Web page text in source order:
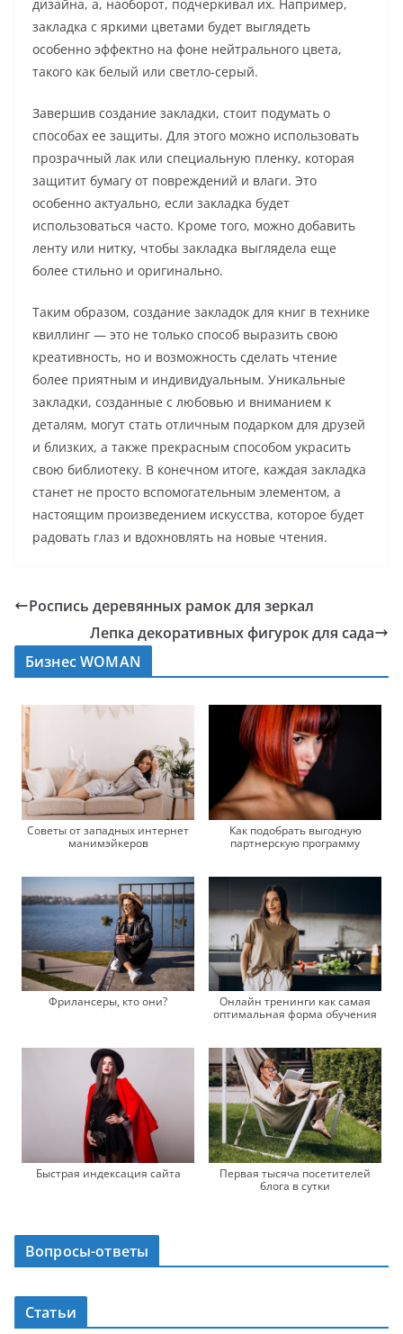
дизайна, а, наоборот, подчеркивал их. Например,
закладка с яркими цветами будет выглядеть
особенно эффектно на фоне нейтрального цвета,
такого как белый или светло-серый.
Завершив создание закладки, стоит подумать о
способах ее защиты. Для этого можно использовать
прозрачный лак или специальную пленку, которая
защитит бумагу от повреждений и влаги. Это
особенно актуально, если закладка будет
использоваться часто. Кроме того, можно добавить
ленту или нитку, чтобы закладка выглядела еще
более стильно и оригинально.
Таким образом, создание закладок для книг в технике
квиллинг — это не только способ выразить свою
креативность, но и возможность сделать чтение
более приятным и индивидуальным. Уникальные
закладки, созданные с любовью и вниманием к
деталям, могут стать отличным подарком для друзей
и близких, а также прекрасным способом украсить
свою библиотеку. В конечном итоге, каждая закладка
станет не просто вспомогательным элементом, а
настоящим произведением искусства, которое будет
радовать глаз и вдохновлять на новые чтения.
Роспись деревянных рамок для зеркал
Лепка декоративных фигурок для сада
Бизнес WOMAN
Советы от западных интернет
манимэйкеров
Как подобрать выгодную
партнерскую программу
Фрилансеры, кто они?
Онлайн тренинги как самая
оптимальная форма обучения
Быстрая индексация сайта
Первая тысяча посетителей
блога в сутки
Вопросы-ответы
Статьи